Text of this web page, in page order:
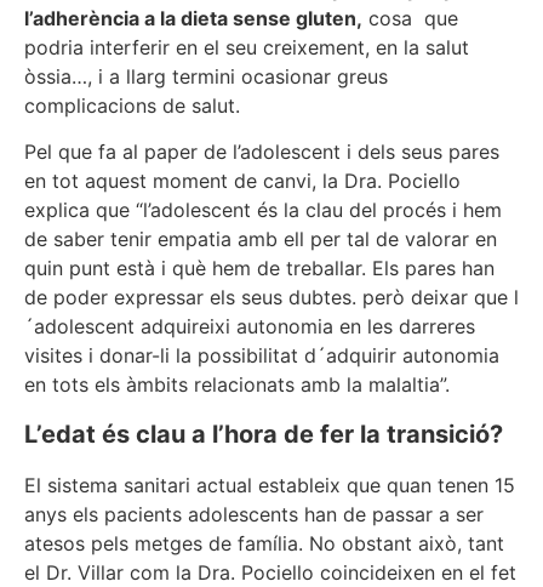
l’adherència a la dieta sense gluten, cosa que
podria interferir en el seu creixement, en la salut
òssia…, i a llarg termini ocasionar greus
complicacions de salut.
Pel que fa al paper de l’adolescent i dels seus pares
en tot aquest moment de canvi, la Dra. Pociello
explica que “l’adolescent és la clau del procés i hem
de saber tenir empatia amb ell per tal de valorar en
quin punt està i què hem de treballar. Els pares han
de poder expressar els seus dubtes. però deixar que l
´adolescent adquireixi autonomia en les darreres
visites i donar-li la possibilitat d´adquirir autonomia
en tots els àmbits relacionats amb la malaltia”.
L’edat és clau a l’hora de fer la transició?
El sistema sanitari actual estableix que quan tenen 15
anys els pacients adolescents han de passar a ser
atesos pels metges de família. No obstant això, tant
el Dr. Villar com la Dra. Pociello coincideixen en el fet